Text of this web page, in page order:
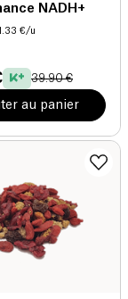
NADH+
1.33 €/u
39.90 €
au panier